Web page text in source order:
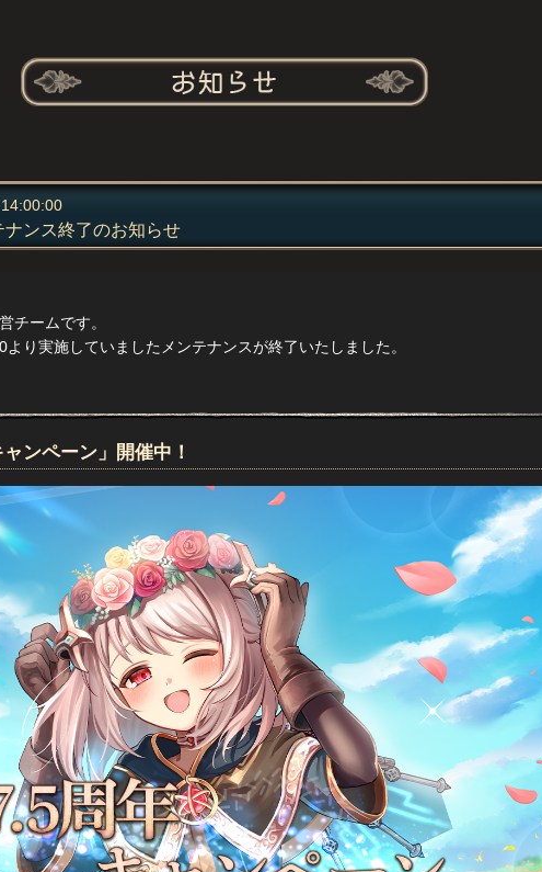
ナンス終了のお知らせ
チームです。
り実施していましたメンテナンスが終了いたしました。
ンペーン」開催中！